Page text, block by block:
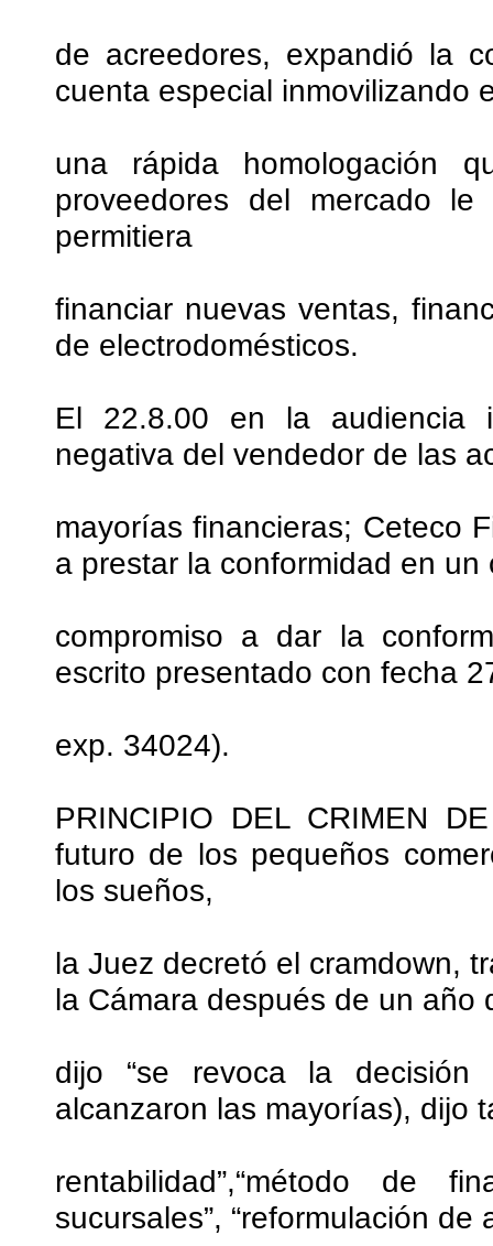
de acreedores, expandió la
cuenta especial inmovilizando
una rápida homologación
proveedores del mercado
permitiera
financiar nuevas ventas,
de electrodomésticos.
El 22.8.00 en la audiencia
negativa del vendedor de las
mayorías financieras; Ceteco
a prestar la conformidad en
compromiso a dar la
escrito presentado con fecha
exp. 34024).
PRINCIPIO DEL CRIMEN
futuro de los pequeños
los sueños,
la Juez decretó el cramdown,
la Cámara después de un
dijo “se revoca la
alcanzaron las mayorías), dijo
rentabilidad”,“método de
sucursales”, “reformulación